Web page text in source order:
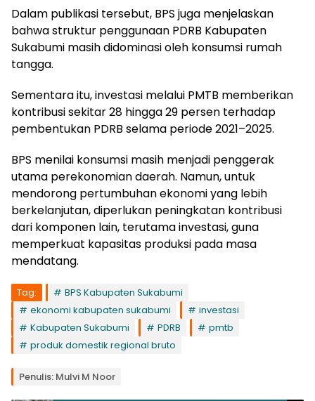
Dalam publikasi tersebut, BPS juga menjelaskan
bahwa struktur penggunaan PDRB Kabupaten
Sukabumi masih didominasi oleh konsumsi rumah
tangga.
Sementara itu, investasi melalui PMTB memberikan
kontribusi sekitar 28 hingga 29 persen terhadap
pembentukan PDRB selama periode 2021–2025.
BPS menilai konsumsi masih menjadi penggerak
utama perekonomian daerah. Namun, untuk
mendorong pertumbuhan ekonomi yang lebih
berkelanjutan, diperlukan peningkatan kontribusi
dari komponen lain, terutama investasi, guna
memperkuat kapasitas produksi pada masa
mendatang.
Tag:
BPS Kabupaten Sukabumi
ekonomi kabupaten sukabumi
investasi
Kabupaten Sukabumi
PDRB
pmtb
produk domestik regional bruto
Penulis: Mulvi M Noor